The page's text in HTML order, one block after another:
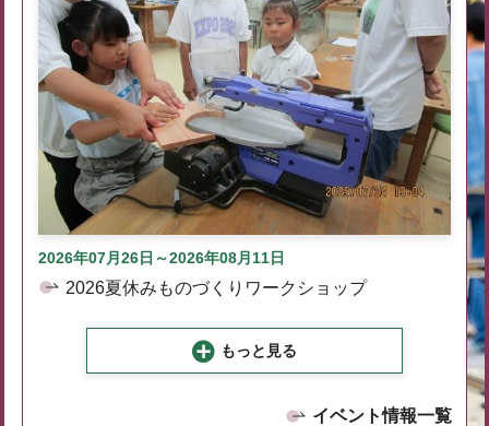
2026年07月26日～2026年08月11日
2026夏休みものづくりワークショップ
もっと見る
イベント情報一覧